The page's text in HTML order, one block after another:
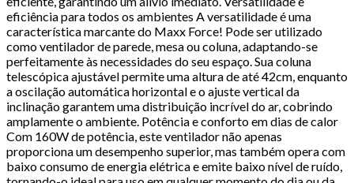
eficiência para todos os ambientes A versatilidade é uma
característica marcante do Maxx Force! Pode ser utilizado
como ventilador de parede, mesa ou coluna, adaptando-se
perfeitamente às necessidades do seu espaço. Sua coluna
telescópica ajustável permite uma altura de até 42cm, enquanto
a oscilação automática horizontal e o ajuste vertical da
inclinação garantem uma distribuição incrível do ar, cobrindo
amplamente o ambiente. Potência e conforto em dias de calor
Com 160W de potência, este ventilador não apenas
proporciona um desempenho superior, mas também opera com
baixo consumo de energia elétrica e emite baixo nível de ruído,